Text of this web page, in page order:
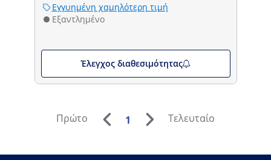
Εγγυημένη χαμηλότερη τιμή
Εξαντλημένο
Έλεγχος διαθεσιμότητας
Πρώτο 1 Τελευταίο